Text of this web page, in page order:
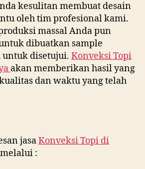
kesulitan membuat desain
oleh tim profesional kami.
massal Anda pun
dibuatkan sample
disetujui. Konveksi Topi
akan memberikan hasil yang
dan waktu yang telah
jasaKonveksi Topi di
melalui :